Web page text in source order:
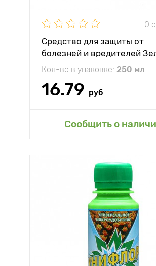
0
Средство для защиты от
болезней и вредителей
мыло
Кол-во в упаковке: 250 мл
16.79 руб
Сообщить о